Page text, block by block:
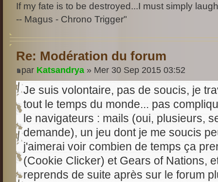
If my fate is to be destroyed...I must simply
-- Magus - Chrono Trigger"
Re: Modération du forum
par Katsandrya » Mer 30 Sep 2015 03:52
Je suis volontaire, pas de soucis, je
tout le temps du monde... pas
le navigateurs : mails (oui, plusieurs,
demande), un jeu dont je me soucis
j'aimerai voir combien de temps ça
(Cookie Clicker) et Gears of Nations,
reprends de suite après sur le forum